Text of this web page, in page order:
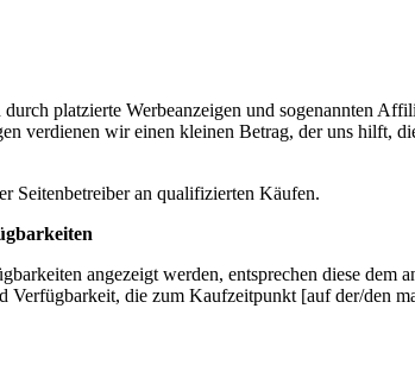
durch platzierte Werbeanzeigen und sogenannten
verdienen wir einen kleinen Betrag, der uns hilft,
Seitenbetreiber an qualifizierten Käufen.
angezeigt werden, entsprechen diese
Verfügbarkeit, die zum Kaufzeitpunkt [auf der/den